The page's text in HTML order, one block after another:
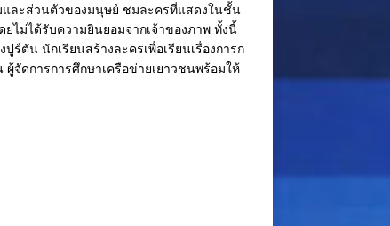
และส่วนตัวของมนุษย์ ชมละครที่แสดงในชั้น
ไม่ได้รับความยินยอมจากเจ้าของภาพ ทั้งนี้
ตัน นักเรียนสร้างละครเพื่อเรียนเรื่องการก
จัดการการศึกษาเครือข่ายเยาวชนพร้อมให้